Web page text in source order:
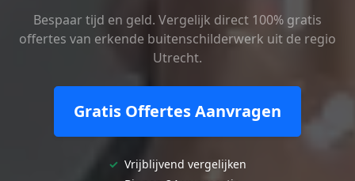
Bespaar tijd en geld. Vergelijk direct 100% gratis
offertes van erkende buitenschilderwerk uit de regio
Utrecht.
Gratis Offertes Aanvragen
✓ Vrijblijvend vergelijken